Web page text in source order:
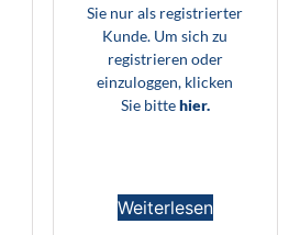
Sie nur als registrierter
Kunde. Um sich zu
registrieren oder
einzuloggen, klicken
Sie bittehier.
Weiterlesen